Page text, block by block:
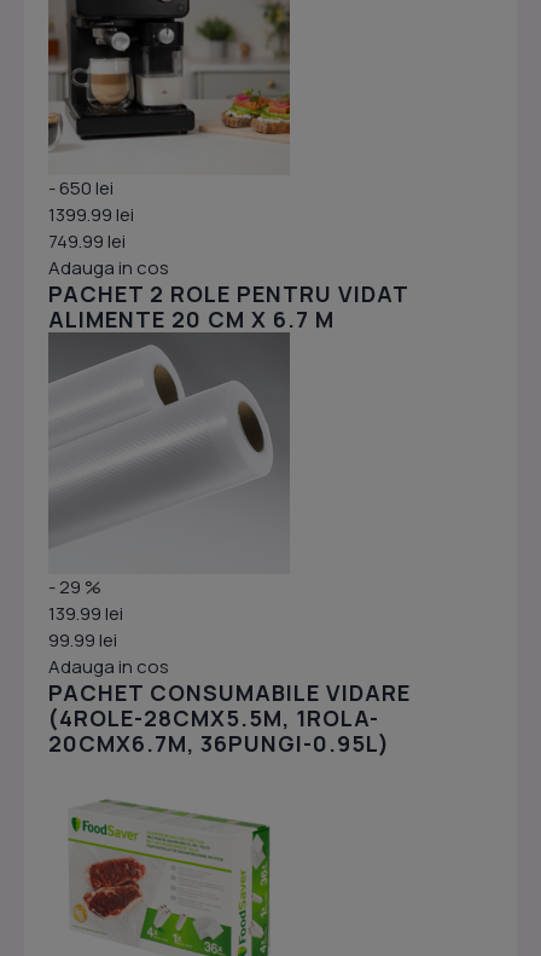
- 650 lei
1399.99 lei
749.99 lei
Adauga in cos
PACHET 2 ROLE PENTRU VIDAT
ALIMENTE 20 CM X 6.7 M
- 29 %
139.99 lei
99.99 lei
Adauga in cos
PACHET CONSUMABILE VIDARE
(4ROLE-28CMX5.5M, 1ROLA-
20CMX6.7M, 36PUNGI-0.95L)